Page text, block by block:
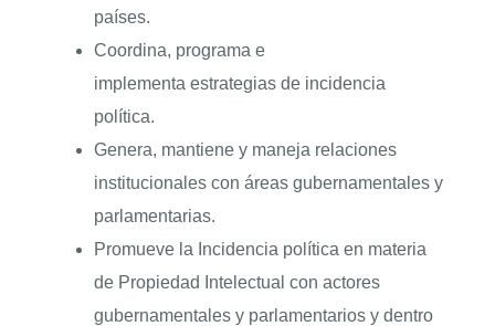
países.
Coordina, programa e
implementa estrategias de incidencia
política.
Genera, mantiene y maneja relaciones
institucionales con áreas gubernamentales y
parlamentarias.
Promueve la Incidencia política en materia
de Propiedad Intelectual con actores
gubernamentales y parlamentarios y dentro